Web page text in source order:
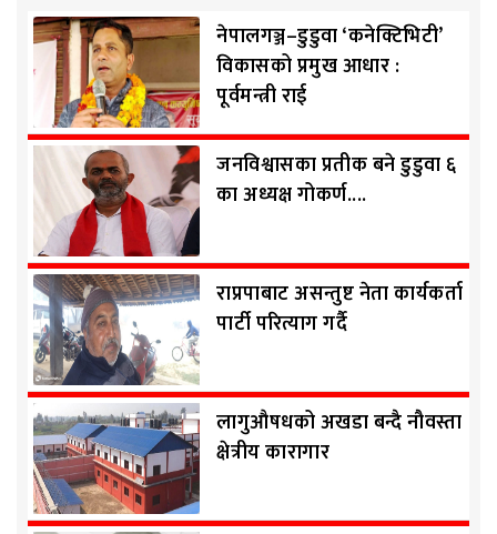
नेपालगञ्ज–डुडुवा ‘कनेक्टिभिटी’
विकासको प्रमुख आधार :
पूर्वमन्त्री राई
जनविश्वासका प्रतीक बने डुडुवा ६
का अध्यक्ष गोकर्ण....
राप्रपाबाट असन्तुष्ट नेता कार्यकर्ता
पार्टी परित्याग गर्दै
लागुऔषधको अखडा बन्दै नौवस्ता
क्षेत्रीय कारागार